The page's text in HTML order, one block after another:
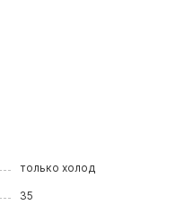
только холод
35